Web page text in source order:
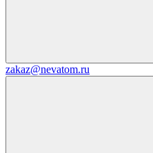
zakaz@nevatom.ru